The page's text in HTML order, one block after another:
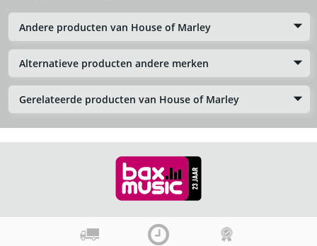
Andere producten van House of Marley
Alternatieve producten andere merken
Gerelateerde producten van House of Marley